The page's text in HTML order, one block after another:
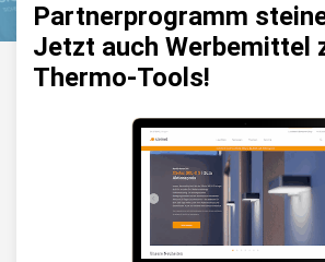
Partnerprogramm
Jetzt auch Werbemittel
Thermo-Tools!